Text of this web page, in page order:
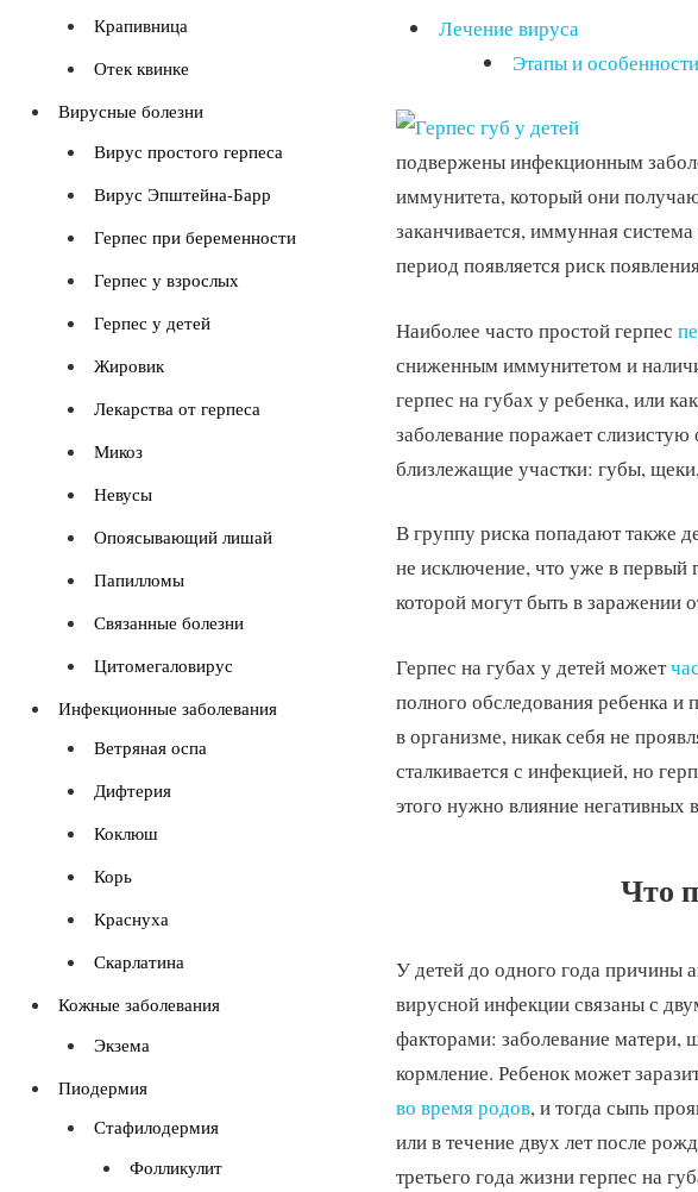
Лечение вируса
Этапы и
подвержены инфекционным
иммунитета, который они
заканчивается, иммунная
период появляется риск
Наиболее часто простой герпес
сниженным иммунитетом и
герпес на губах у ребенка, или
заболевание поражает слизистую
близлежащие участки: губы, щеки,
В группу риска попадают также
не исключение, что уже в первый
которой могут быть в заражении
Герпес на губах у детей может
полного обследования ребенка
в организме, никак себя не
сталкивается с инфекцией, но
этого нужно влияние
Что
У детей до одного года причины
вирусной инфекции связаны с
факторами: заболевание матери,
кормление. Ребенок может
во время родов, и тогда сыпь
или в течение двух лет после
третьего года жизни герпес на
Крапивница
Отек квинке
Вирусные болезни
Вирус простого герпеса
Вирус Эпштейна-Барр
Герпес при беременности
Герпес у взрослых
Герпес у детей
Жировик
Лекарства от герпеса
Микоз
Невусы
Опоясывающий лишай
Папилломы
Связанные болезни
Цитомегаловирус
Инфекционные заболевания
Ветряная оспа
Дифтерия
Коклюш
Корь
Краснуха
Скарлатина
Кожные заболевания
Экзема
Пиодермия
Стафилодермия
Фолликулит